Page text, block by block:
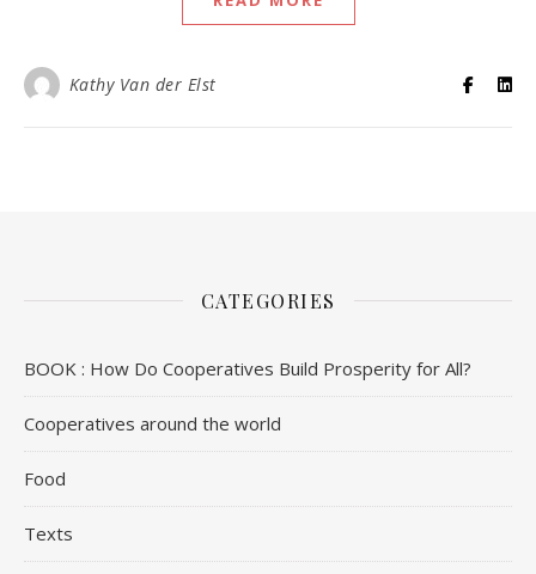
Kathy Van der Elst
CATEGORIES
BOOK : How Do Cooperatives Build Prosperity for All?
Cooperatives around the world
Food
Texts